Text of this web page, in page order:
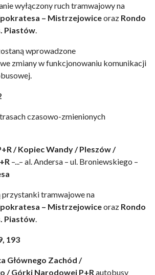
wyłączony ruch tramwajowy na
– Mistrzejowiceoraz Rondo
Piastów.
wprowadzone
zmiany w funkcjonowaniu komunikacji
czasowo-zmienionych
/ Kopiec Wandy / Pleszów /
–...– al. Andersa – ul. Broniewskiego –
tramwajowe na
– Mistrzejowiceoraz Rondo
Piastów.
193
Głównego Zachód /
/ Górki Narodowej P+Rautobusy